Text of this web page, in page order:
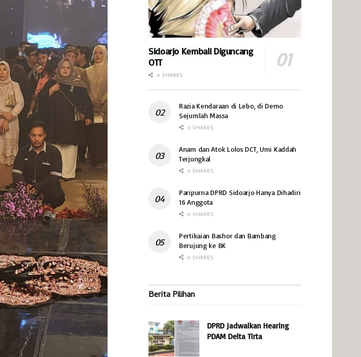
Sidoarjo Kembali Diguncang
OTT
0 SHARES
Razia Kendaraan di Lebo, di Demo
Sejumlah Massa
0 SHARES
Anam dan Atok Lolos DCT, Umi Kaddah
Terjungkal
0 SHARES
Paripurna DPRD Sidoarjo Hanya Dihadiri
16 Anggota
0 SHARES
Pertikaian Bashor dan Bambang
Berujung ke BK
0 SHARES
Berita Pilihan
DPRD Jadwalkan Hearing
PDAM Delta Tirta